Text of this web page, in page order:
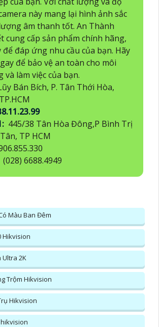
này mang lại hình ảnh sắc
âm thanh tốt. An Thành
cung cấp sản phẩm chính hãng,
để đáp ứng nhu cầu của bạn. Hãy
để bảo vệ an toàn cho môi
làm việc của bạn.
Bán Bích, P. Tân Thới Hòa,
445/38 Tân Hòa Đông,P Bình Trị
TP HCM
(028) 6688.4949
Màu Ban Đêm
Hikvision
2K
Trộm Hikvision
Hikvision